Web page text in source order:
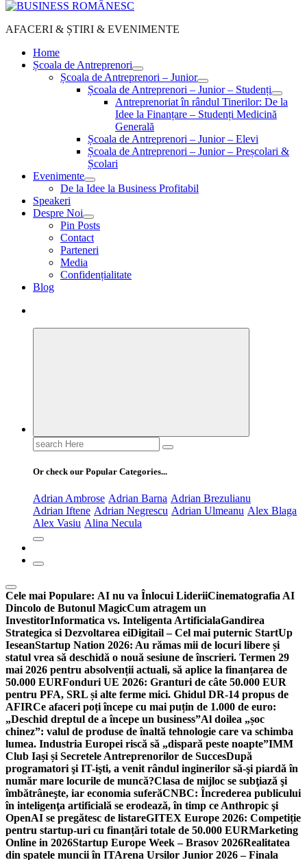
AFACERI & ȘTIRI & EVENIMENTE
Home
Școala de Antreprenori
Școala de Antreprenori – Junior
Școala de Antreprenori – Junior – Studenți
Antreprenoriat în rândul Tinerilor: De la
Idee la Finanțare – Studenți Medicină
Generală
Școala de Antreprenori – Junior – Elevi
Școala de Antreprenori – Junior – Preșcolari &
Școlari
Evenimente
De la Idee la Business Profitabil
Speakeri
Despre Noi
Pin Posts
Contact
Parteneri
Media
Confidențialitate
Blog
Search
for:
Or check our Popular Categories...
Adrian Ambrose Adrian Barna Adrian Brezulianu
Adrian Iftene Adrian Negrescu Adrian Ulmeanu Alex Blaga
Alex Vasiu Alina Necula
Cele mai Populare: AI nu va Înlocui LideriiCinematografia AI
Dincolo de Butonul MagicCum atragem un
InvestitorInformatica vs. Inteligenta ArtificialaGandirea
Strategica si Dezvoltarea eiDigitail – Cel mai puternic StartUp
IeseanStartup Nation 2026: Au rămas mii de locuri libere și
statul vrea să deschidă o nouă sesiune de înscrieri. Termen 29
mai 2026 pentru absolvenții actuali, să aplice la finanțarea de
50.000 EURFonduri UE 2026: Granturi de câte 50.000 EUR
pentru PFA, SRL și alte ferme mici. Ghidul DR-14 propus de
AFIRCe afaceri poți începe cu mai puțin de 1.000 de euro:
„Deschid dreptul de a începe un business”Al doilea „șoc
chinez”: valul de produse de înaltă tehnologie care va schimba
lumea. Industria Europei riscă să „dispară peste noapte”IMM
Club Iași și Secretele Antreprenorilor de SuccesDupă
programatori şi IT-işti, a venit rândul inginerilor să-şi piardă în
număr mare locurile de muncă?Clasa de mijloc se subţiază şi
îmbătrâneşte, iar economia suferăCNBC: Încrederea publicului
în inteligenţa artificială se erodează, în timp ce Anthropic şi
OpenAI se pregătesc de listareGITEX Europe 2026: Competiție
pentru startup-uri cu finanțări totale de 50.000 EURMarketing
Online in 2026Startup Europe Week – Brasov 2026Realitatea
din spatele muncii în ITArena Ursilor Junior 2026 – Finala